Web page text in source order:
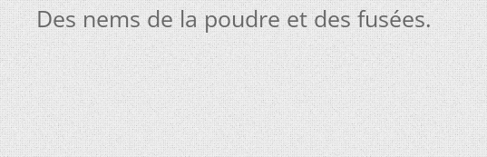
Des nems de la poudre et des fusées.